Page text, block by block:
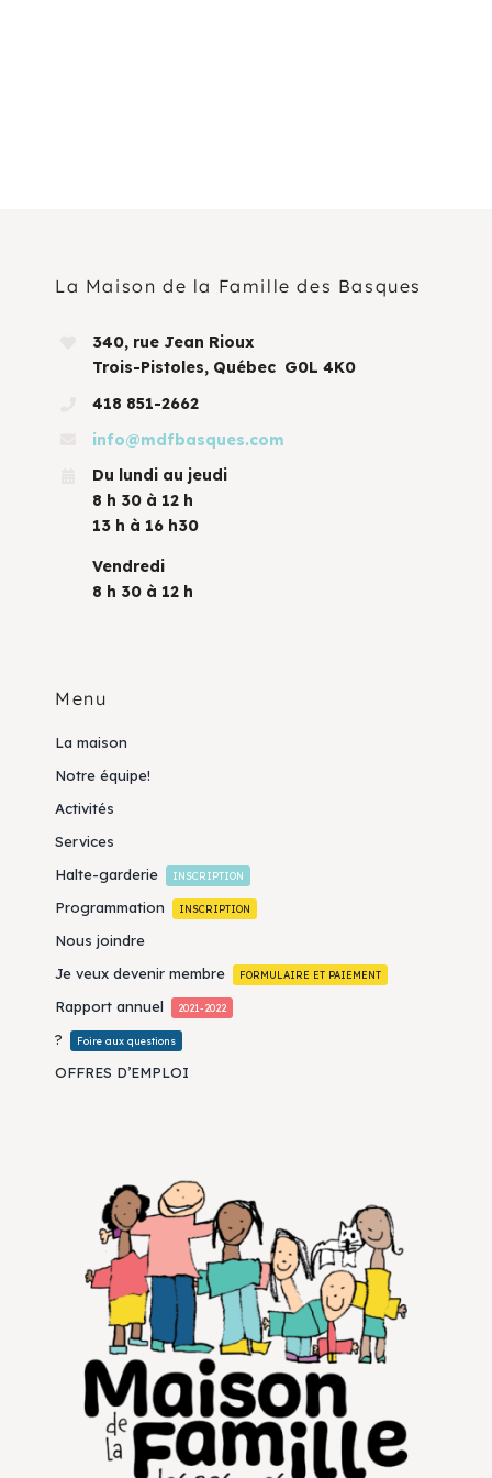
La Maison de la Famille des Basques
340, rue Jean Rioux
Trois-Pistoles, Québec G0L 4K0
418 851-2662
info@mdfbasques.com
Du lundi au jeudi
8 h 30 à 12 h
13 h à 16 h30
Vendredi
8 h 30 à 12 h
Menu
La maison
Notre équipe!
Activités
Services
Halte-garderie
INSCRIPTION
Programmation INSCRIPTION
Nous joindre
Je veux devenir membre
FORMULAIRE ET PAIEMENT
Rapport annuel 2021-2022
? Foire aux questions
OFFRES D’EMPLOI